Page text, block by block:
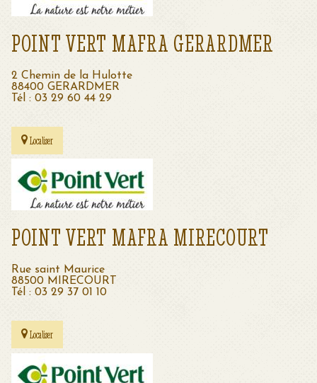
POINT VERT MAFRA GERARDMER
2 Chemin de la Hulotte
88400 GERARDMER
Tél : 03 29 60 44 29
Localiser
POINT VERT MAFRA MIRECOURT
Rue saint Maurice
88500 MIRECOURT
Tél : 03 29 37 01 10
Localiser